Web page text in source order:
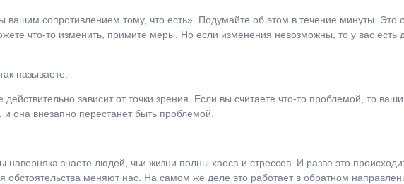
сопротивлением тому, что есть». Подумайте об этом в течение минуты. Это
что-то изменить, примите меры. Но если изменения невозможны, то у вас есть
называете.
зависит от точки зрения. Если вы считаете что-то проблемой, то
она внезапно перестанет быть проблемой.
знаете людей, чьи жизни полны хаоса и стрессов. И разве это
меняют нас. На самом же деле это работает в обратном